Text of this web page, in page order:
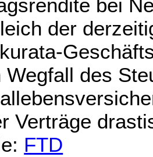
bei
der
Wegfall des
Verträge
FTD